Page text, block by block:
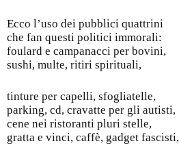
Ecco l’uso dei pubblici quattrini
che fan questi politici immorali:
foulard e campanacci per bovini,
sushi, multe, ritiri spirituali,
tinture per capelli, sfogliatelle,
parking, cd, cravatte per gli autisti,
cene nei ristoranti pluri stelle,
gratta e vinci, caffè, gadget fascisti,